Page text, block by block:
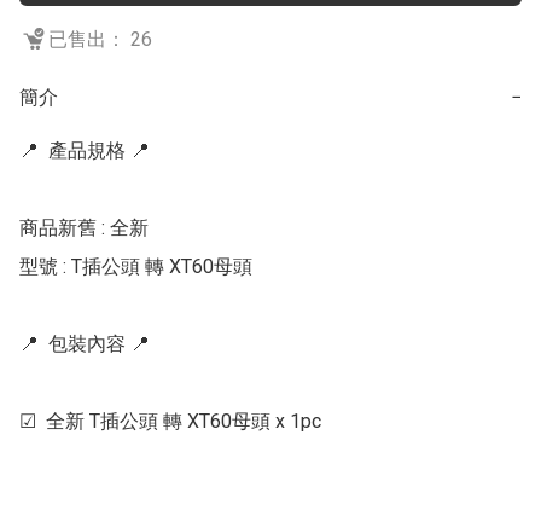
已售出： 26
簡介 −
📍  產品規格 📍
商品新舊 : 全新
型號 : T插公頭 轉 XT60母頭
📍  包裝內容 📍
☑  全新 T插公頭 轉 XT60母頭 x 1pc